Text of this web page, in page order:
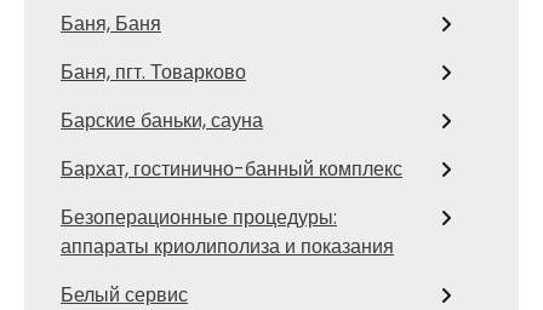
Баня, Баня
Баня, пгт. Товарково
Барские баньки, сауна
Бархат, гостинично-банный комплекс
Безоперационные процедуры:
аппараты криолиполиза и показания
Белый сервис